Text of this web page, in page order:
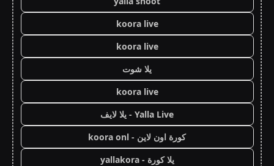
koora live
koora live
يلا شوت
koora live
Yalla Live - يلا لايف
كورة اون لاين - koora onl
يلا كورة - yallakora